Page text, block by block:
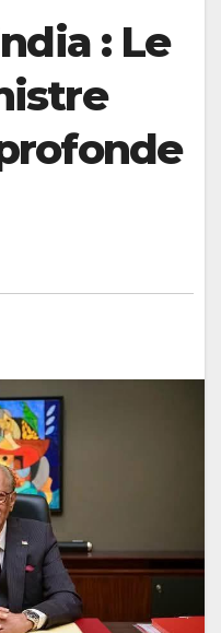
: Le